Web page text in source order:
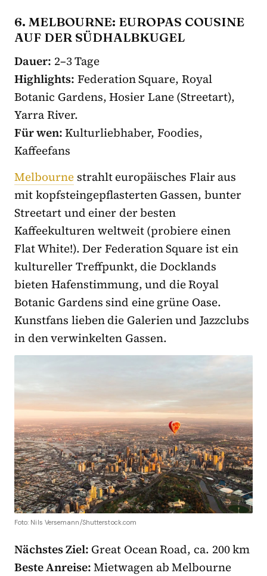
6. MELBOURNE: EUROPAS COUSINE
AUF DER SÜDHALBKUGEL
Dauer: 2–3 Tage
Highlights: Federation Square, Royal
Botanic Gardens, Hosier Lane (Streetart),
Yarra River.
Für wen:Kulturliebhaber, Foodies,
Kaffeefans
Melbourne strahlt europäisches Flair aus
mit kopfsteingepflasterten Gassen, bunter
Streetart und einer der besten
Kaffeekulturen weltweit (probiere einen
Flat White!). Der Federation Square ist ein
kultureller Treffpunkt, die Docklands
bieten Hafenstimmung, und die Royal
Botanic Gardens sind eine grüne Oase.
Kunstfans lieben die Galerien und Jazzclubs
in den verwinkelten Gassen.
Foto: Nils Versemann/Shutterstock.com
Nächstes Ziel: Great Ocean Road, ca. 200 km
Beste Anreise:Mietwagen ab Melbourne